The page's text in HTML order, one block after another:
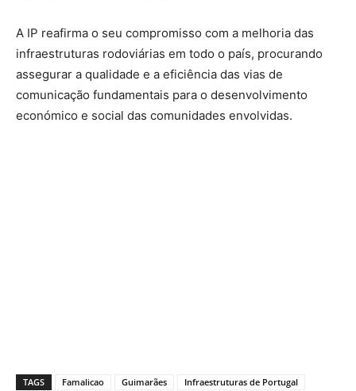
A IP reafirma o seu compromisso com a melhoria das
infraestruturas rodoviárias em todo o país, procurando
assegurar a qualidade e a eficiência das vias de
comunicação fundamentais para o desenvolvimento
económico e social das comunidades envolvidas.
TAGS Famalicao Guimarães Infraestruturas de Portugal